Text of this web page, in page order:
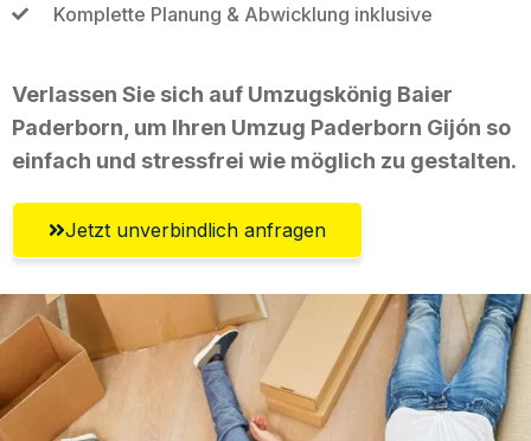
Komplette Planung & Abwicklung inklusive
Verlassen Sie sich auf Umzugskönig Baier
Paderborn, um Ihren Umzug Paderborn Gijón so
einfach und stressfrei wie möglich zu gestalten.
Jetzt unverbindlich anfragen